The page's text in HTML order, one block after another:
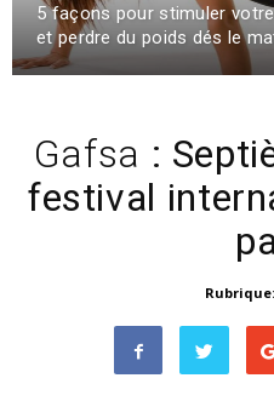
5 façons pour stimuler
et perdre du poids dés le
Gafsa :
festival
Rubrique: